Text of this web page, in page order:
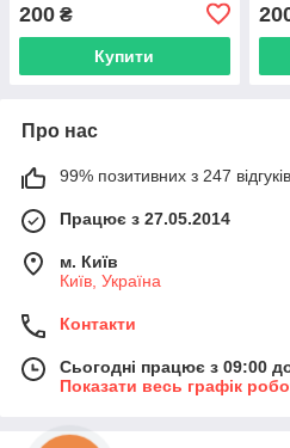
200 ₴
Купити
Про нас
99% позитивних з 247
Працює з 27.05.2014
м. Київ
Київ, Україна
Контакти
Сьогодні працює з 09:00
Показати весь графік